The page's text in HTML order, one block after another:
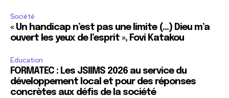
Société
« Un handicap n’est pas une limite (…) Dieu m’a
ouvert les yeux de l’esprit », Fovi Katakou
Education
FORMATEC : Les JSIIMS 2026 au service du
développement local et pour des réponses
concrètes aux défis de la société